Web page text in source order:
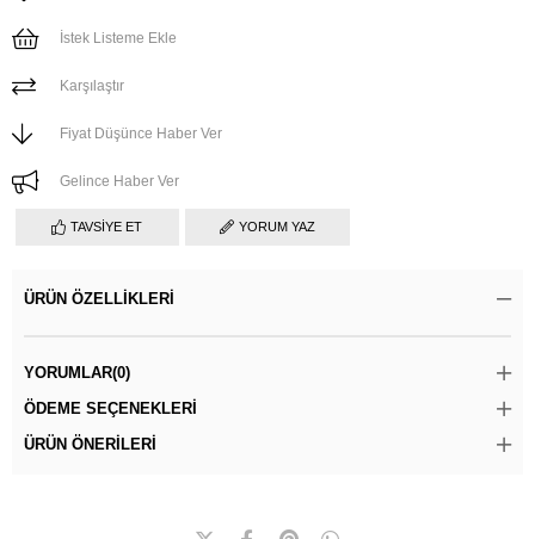
İstek Listeme Ekle
Karşılaştır
Fiyat Düşünce Haber Ver
Gelince Haber Ver
TAVSIYE ET YORUM YAZ
ÜRÜN ÖZELLIKLERI
YORUMLAR(0)
ÖDEME SEÇENEKLERI
ÜRÜN ÖNERILERI